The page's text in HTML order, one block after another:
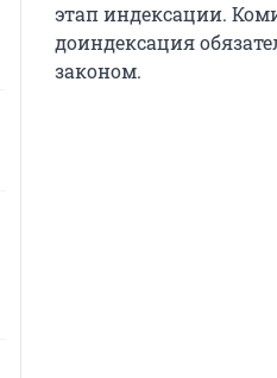
этап индексации.
доиндексация
законом.